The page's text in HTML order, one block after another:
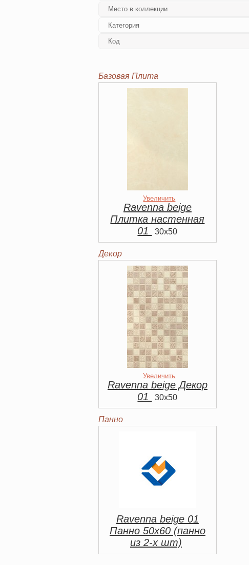
Место в коллекции
Категория
Код
Базовая Плита
Увеличить
Ravenna beige
Плитка настенная
01
30x50
Декор
Увеличить
Ravenna beige Декор
01
30x50
Панно
Ravenna beige 01
Панно 50х60 (панно
из 2-х шт)